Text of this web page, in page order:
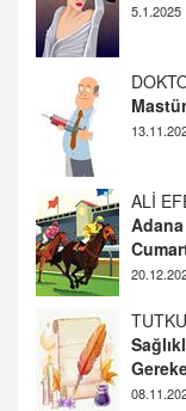
ALİ
2 Kasım